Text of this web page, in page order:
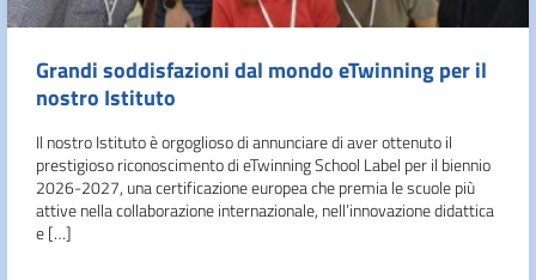
Grandi soddisfazioni dal mondo eTwinning per il
nostro Istituto
Il nostro Istituto è orgoglioso di annunciare di aver ottenuto il
prestigioso riconoscimento di eTwinning School Label per il biennio
2026-2027, una certificazione europea che premia le scuole più
attive nella collaborazione internazionale, nell’innovazione didattica
e […]